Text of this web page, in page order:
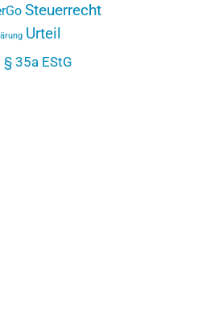
Steuerrecht
Urteil
§ 35a EStG